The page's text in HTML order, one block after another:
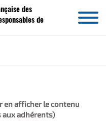
des
de
en afficher le contenu
adhérents)